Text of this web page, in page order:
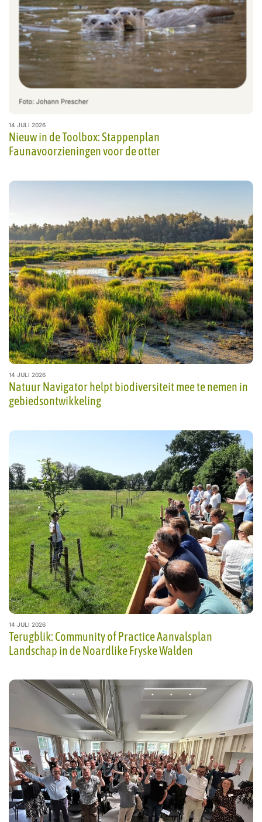
14 JULI 2026
Nieuw in de Toolbox: Stappenplan
Faunavoorzieningen voor de otter
14 JULI 2026
Natuur Navigator helpt biodiversiteit mee te nemen in
gebiedsontwikkeling
14 JULI 2026
Terugblik: Community of Practice Aanvalsplan
Landschap in de Noardlike Fryske Walden